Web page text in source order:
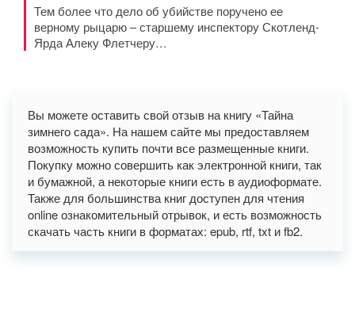
Тем более что дело об убийстве поручено ее
верному рыцарю – старшему инспектору Скотленд-
Ярда Алеку Флетчеру…
Вы можете оставить свой отзыв на книгу «Тайна
зимнего сада». На нашем сайте мы предоставляем
возможность купить почти все размещенные книги.
Покупку можно совершить как электронной книги, так
и бумажной, а некоторые книги есть в аудиоформате.
Также для большинства книг доступен для чтения
online ознакомительный отрывок, и есть возможность
скачать часть книги в форматах: epub, rtf, txt и fb2.